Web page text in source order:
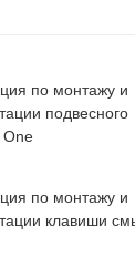
по монтажу и
подвесного
One
по монтажу и
клавиши